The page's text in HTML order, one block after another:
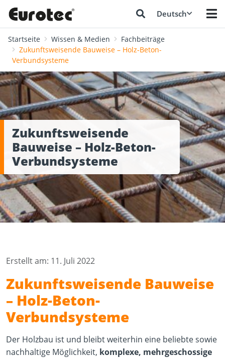
Deutsch
Startseite Wissen & Medien
Fachbeiträge
Zukunftsweisende Bauweise – Holz-Beton-
Verbundsysteme
Zukunftsweisende
Bauweise – Holz-Beton-
Verbundsysteme
Erstellt am: 11. Juli 2022
Zukunftsweisende Bauweise
– Holz-Beton-
Verbundsysteme
Der Holzbau ist und bleibt weiterhin eine beliebte sowie
nachhaltige Möglichkeit, komplexe, mehrgeschossige